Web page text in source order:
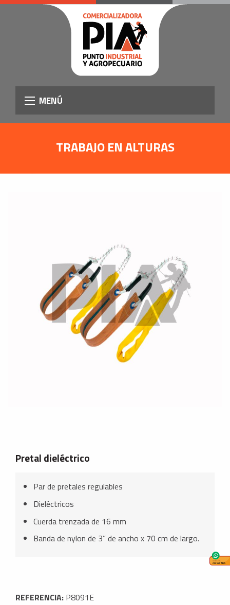
MENÚ
TRABAJO EN ALTURAS
Pretal dieléctrico
Par de pretales regulables
Dieléctricos
Cuerda trenzada de 16 mm
Banda de nylon de 3” de ancho x 70 cm de largo.
REFERENCIA: P8091E